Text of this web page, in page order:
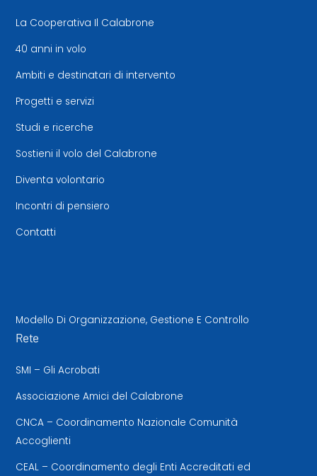
La Cooperativa Il Calabrone
40 anni in volo
Ambiti e destinatari di intervento
Progetti e servizi
Studi e ricerche
Sostieni il volo del Calabrone
Diventa volontario
Incontri di pensiero
Contatti
Modello Di Organizzazione, Gestione E Controllo
Rete
SMI – Gli Acrobati
Associazione Amici del Calabrone
CNCA – Coordinamento Nazionale Comunità
Accoglienti
CEAL – Coordinamento degli Enti Accreditati ed